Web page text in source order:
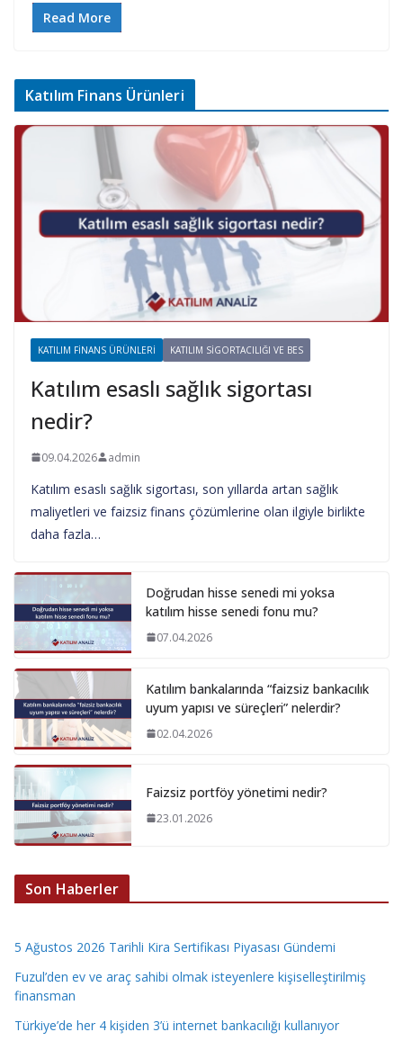
Read More
Katılım Finans Ürünleri
KATILIM FINANS ÜRÜNLERI KATILIM SIGORTACILIĞI VE BES
Katılım esaslı sağlık sigortası
nedir?
09.04.2026 admin
Katılım esaslı sağlık sigortası, son yıllarda artan sağlık
maliyetleri ve faizsiz finans çözümlerine olan ilgiyle birlikte
daha fazla…
Doğrudan hisse senedi mi yoksa
katılım hisse senedi fonu mu?
07.04.2026
Katılım bankalarında “faizsiz bankacılık
uyum yapısı ve süreçleri” nelerdir?
02.04.2026
Faizsiz portföy yönetimi nedir?
23.01.2026
Son Haberler
5 Ağustos 2026 Tarihli Kira Sertifikası Piyasası Gündemi
Fuzul’den ev ve araç sahibi olmak isteyenlere kişiselleştirilmiş
finansman
Türkiye’de her 4 kişiden 3’ü internet bankacılığı kullanıyor